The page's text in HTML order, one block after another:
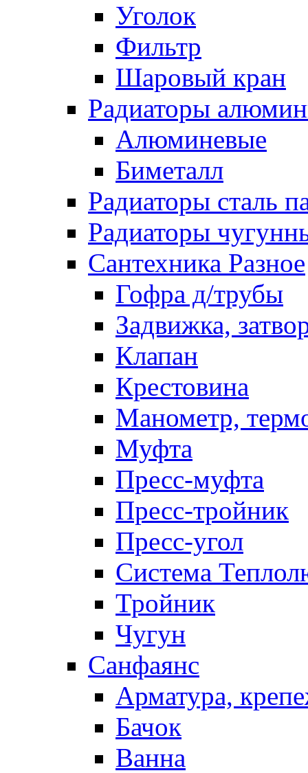
Уголок
Фильтр
Шаровый кран
Радиаторы
Алюминевые
Биметалл
Радиаторы сталь
Радиаторы
Сантехника Разное
Гофра д/трубы
Задвижка,
Клапан
Крестовина
Манометр,
Муфта
Пресс-муфта
Пресс-тройник
Пресс-угол
Система
Тройник
Чугун
Санфаянс
Арматура,
Бачок
Ванна